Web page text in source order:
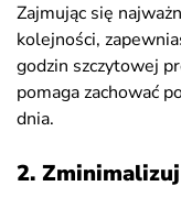
Zajmując się
kolejności,
godzin szczytowej
pomaga zachować
dnia.
2.